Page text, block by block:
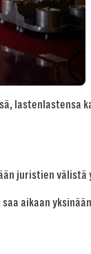
lastenlastensa
juristien välistä
aikaan